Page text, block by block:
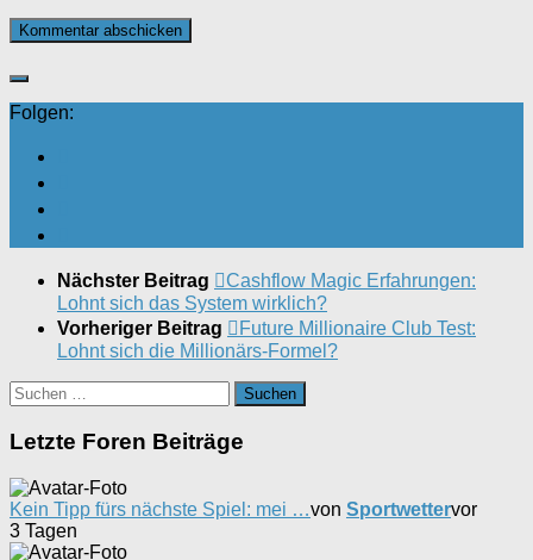
Folgen:
Nächster Beitrag
Cashflow Magic Erfahrungen:
Lohnt sich das System wirklich?
Vorheriger Beitrag
Future Millionaire Club Test:
Lohnt sich die Millionärs-Formel?
Suchen
nach:
Letzte Foren Beiträge
Kein Tipp fürs nächste Spiel: mei …von Sportwettervor
3 Tagen